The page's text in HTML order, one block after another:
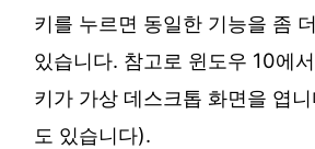
키를 누르면 동일한 기능을 좀
있습니다. 참고로 윈도우 10에
키가 가상 데스크톱 화면을 엽
도 있습니다).